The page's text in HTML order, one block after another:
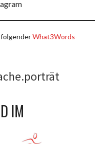
folgenderWhat3Words-
IM